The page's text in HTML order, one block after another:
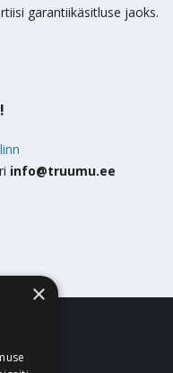
garantiikäsitluse jaoks.
info@truumu.ee
×